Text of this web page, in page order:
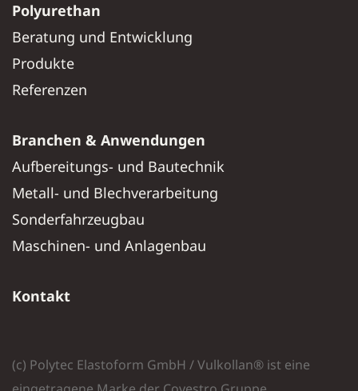
Polyurethan
Beratung und Entwicklung
Produkte
Referenzen
Branchen & Anwendungen
Aufbereitungs- und Bautechnik
Metall- und Blechverarbeitung
Sonderfahrzeugbau
Maschinen- und Anlagenbau
Kontakt
(c) Polytec Elastoform GmbH / Vulkollan® ist eine